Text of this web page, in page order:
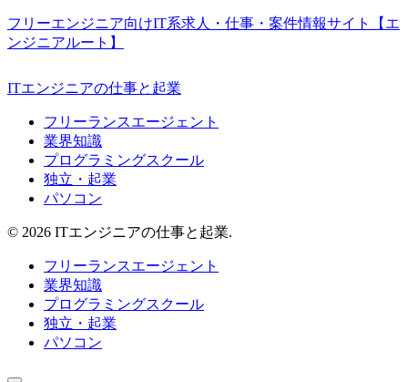
フリーエンジニア向けIT系求人・仕事・案件情報サイト【エ
ンジニアルート】
ITエンジニアの仕事と起業
フリーランスエージェント
業界知識
プログラミングスクール
独立・起業
パソコン
© 2026 ITエンジニアの仕事と起業.
フリーランスエージェント
業界知識
プログラミングスクール
独立・起業
パソコン